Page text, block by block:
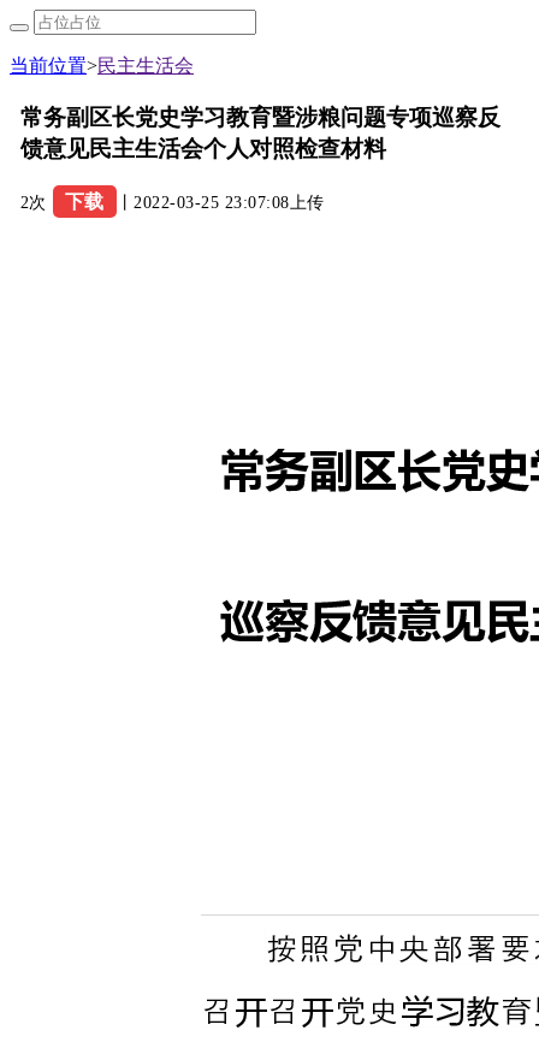
当前位置>民主生活会
常务副区长党史学习教育暨涉粮问题专项巡察反
馈意见民主生活会个人对照检查材料
2次 下载 丨2022-03-25 23:07:08上传